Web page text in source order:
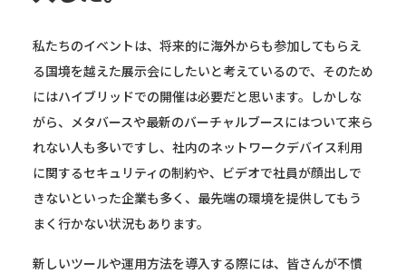
私たちのイベントは、将来的に海外からも参加してもらえ
る国境を越えた展示会にしたいと考えているので、そのため
にはハイブリッドでの開催は必要だと思います。しかしな
がら、メタバースや最新のバーチャルブースにはついて来ら
れない人も多いですし、社内のネットワークデバイス利用
に関するセキュリティの制約や、ビデオで社員が顔出しで
きないといった企業も多く、最先端の環境を提供してもう
まく行かない状況もあります。
新しいツールや運用方法を導入する際には、皆さんが不慣